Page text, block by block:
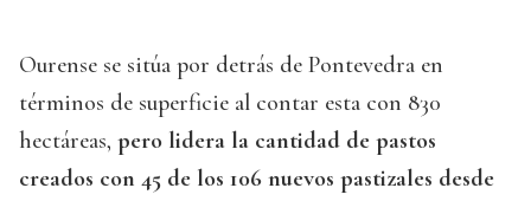
Ourense se sitúa por detrás de Pontevedra en
términos de superficie al contar esta con 830
hectáreas, pero lidera la cantidad de pastos
creados con 45 de los 106 nuevos pastizales desde